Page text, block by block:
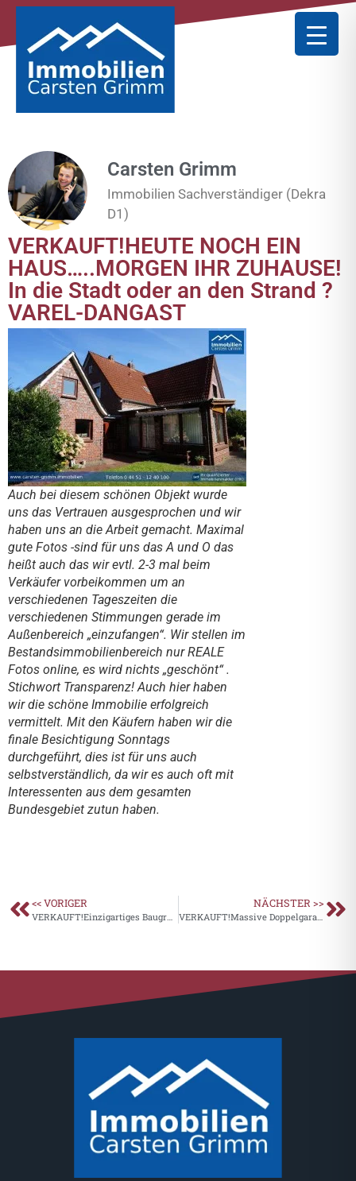
Carsten Grimm
Immobilien Sachverständiger (Dekra
D1)
VERKAUFT!HEUTE NOCH EIN
HAUS…..MORGEN IHR ZUHAUSE!
In die Stadt oder an den Strand ?
VAREL-DANGAST
Auch bei diesem schönen Objekt wurde
uns das Vertrauen ausgesprochen und wir
haben uns an die Arbeit gemacht. Maximal
gute Fotos -sind für uns das A und O das
heißt auch das wir evtl. 2-3 mal beim
Verkäufer vorbeikommen um an
verschiedenen Tageszeiten die
verschiedenen Stimmungen gerade im
Außenbereich „einzufangen“. Wir stellen im
Bestandsimmobilienbereich nur REALE
Fotos online, es wird nichts „geschönt“ .
Stichwort Transparenz! Auch hier haben
wir die schöne Immobilie erfolgreich
vermittelt. Mit den Käufern haben wir die
finale Besichtigung Sonntags
durchgeführt, dies ist für uns auch
selbstverständlich, da wir es auch oft mit
Interessenten aus dem gesamten
Bundesgebiet zutun haben.
<< VORIGER NÄCHSTER >>
VERKAUFT!Massive Doppelgarage mit Stahlschwingtoren in zentralter Lage von Varel